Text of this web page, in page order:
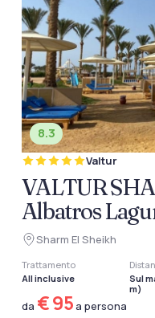
8.3
Valtur
VALTUR
Albatros
Sharm El Sheikh
Trattamento
All inclusive
Sul
m)
da € 95a persona